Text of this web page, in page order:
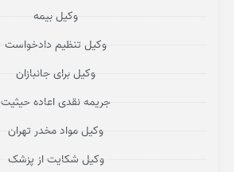
وکیل بیمه
وکیل تنظیم دادخواست
وکیل برای جانبازان
جریمه نقدی اعاده حیثیت
وکیل مواد مخدر تهران
وکیل شکایت از پزشک